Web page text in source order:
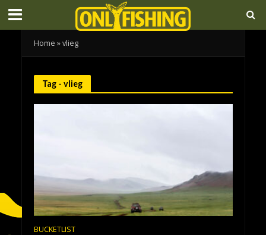
Home »vlieg
Tag - vlieg
BUCKETLIST